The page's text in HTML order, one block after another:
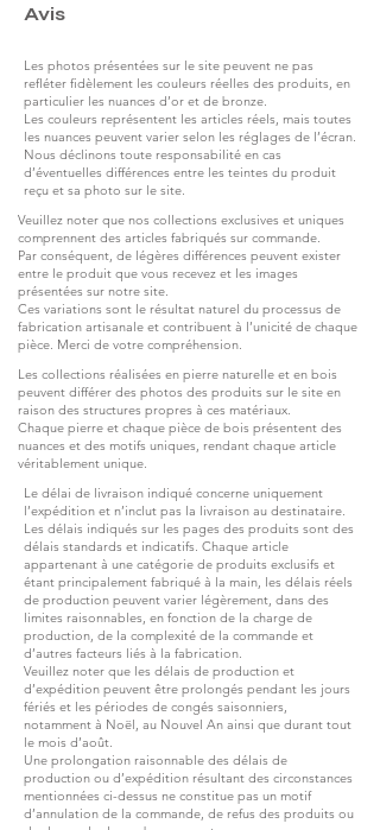
Avis
Les photos présentées sur le site peuvent ne pas
refléter fidèlement les couleurs réelles des produits, en
particulier les nuances d’or et de bronze.
Les couleurs représentent les articles réels, mais toutes
les nuances peuvent varier selon les réglages de l’écran.
Nous déclinons toute responsabilité en cas
d’éventuelles différences entre les teintes du produit
reçu et sa photo sur le site.
Veuillez noter que nos collections exclusives et uniques
comprennent des articles fabriqués sur commande.
Par conséquent, de légères différences peuvent exister
entre le produit que vous recevez et les images
présentées sur notre site.
Ces variations sont le résultat naturel du processus de
fabrication artisanale et contribuent à l’unicité de chaque
pièce. Merci de votre compréhension.
Les collections réalisées en pierre naturelle et en bois
peuvent différer des photos des produits sur le site en
raison des structures propres à ces matériaux.
Chaque pierre et chaque pièce de bois présentent des
nuances et des motifs uniques, rendant chaque article
véritablement unique.
Le délai de livraison indiqué concerne uniquement
l’expédition et n’inclut pas la livraison au destinataire.
Les délais indiqués sur les pages des produits sont des
délais standards et indicatifs. Chaque article
appartenant à une catégorie de produits exclusifs et
étant principalement fabriqué à la main, les délais réels
de production peuvent varier légèrement, dans des
limites raisonnables, en fonction de la charge de
production, de la complexité de la commande et
d’autres facteurs liés à la fabrication.
Veuillez noter que les délais de production et
d’expédition peuvent être prolongés pendant les jours
fériés et les périodes de congés saisonniers,
notamment à Noël, au Nouvel An ainsi que durant tout
le mois d’août.
Une prolongation raisonnable des délais de
production ou d’expédition résultant des circonstances
mentionnées ci-dessus ne constitue pas un motif
d’annulation de la commande, de refus des produits ou